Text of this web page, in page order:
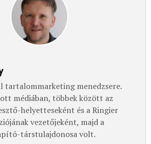
tartalommarketing menedzsere.
médiában, többek között az
helyetteseként és a Ringier
vezetőjeként, majd a
társtulajdonosa volt.